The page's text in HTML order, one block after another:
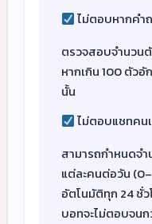
ไม่ตอบหากคำ
ตรวจสอบจำนวน
หากเกิน 100 ตัว
นั้น
ไม่ตอบแชทคน
สามารถกำหนดจ
แต่ละคนต่อวัน
อัตโนมัติทุก 24 ชั่
บอทจะไม่ตอบจน